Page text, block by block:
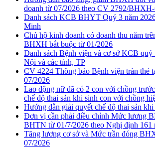
doanh từ 07/2026 theo CV 2792/
Danh sách KCB BHYT Quý 3 năm
Minh
Chủ hộ kinh doanh có doanh thu năm
BHXH bắt buộc từ 01/2026
Danh sách Bệnh viện và cơ sở KCB quý
Nội và các tỉnh, TP
CV 4224 Thông báo Bệnh viện tràn thẻ
07/2026
Lao động nữ đã có 2 con với chồng
chế độ thai sản khi sinh con với chồng
Hướng dẫn giải quyết chế độ thai sản
Đơn vị cần phải điều chỉnh Mức lương
BHTN từ 01/7/2026 theo Nghị định 161
Tăng lương cơ sở và Mức trần đóng
07/2026